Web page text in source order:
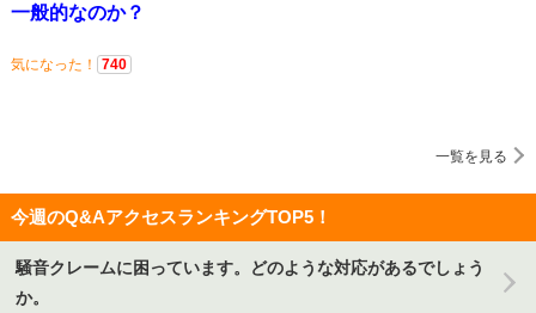
一般的なのか？
気になった！ 740
一覧を見る
今週のQ&AアクセスランキングTOP5！
騒音クレームに困っています。どのような対応があるでしょう
か。